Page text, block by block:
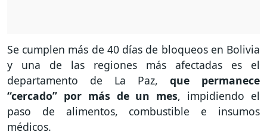
Se cumplen más de 40 días de bloqueos en Bolivia
y una de las regiones más afectadas es el
departamento de La Paz, que permanece
“cercado” por más de un mes, impidiendo el
paso de alimentos, combustible e insumos
médicos.